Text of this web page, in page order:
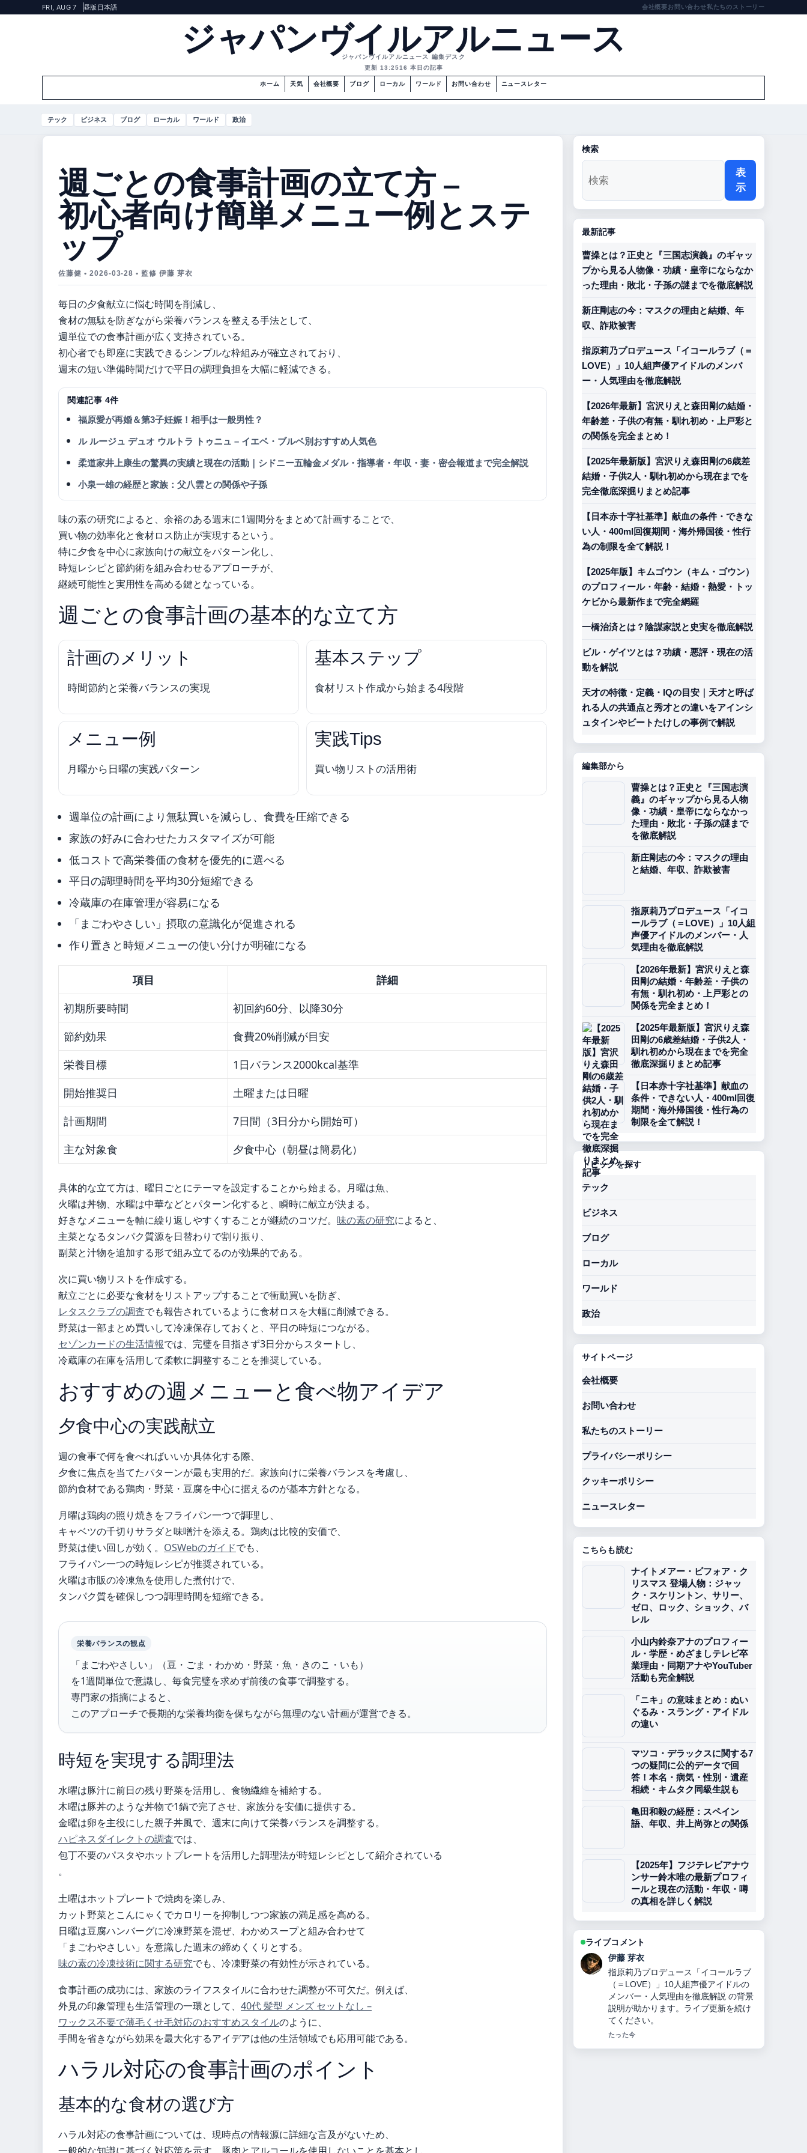
FRI, AUG 7 昼版 日本語 会社概要お問い合わせ私たちのストーリー
ジャパンヴイルアルニュース
ジャパンヴイルアルニュース 編集デスク
更新 13:2516 本日の記事
ホーム 天気 会社概要 ブログ ローカル ワールド お問い合わせ ニュースレター
テック ビジネス ブログ ローカル ワールド 政治
週ごとの食事計画の立て方 –
初心者向け簡単メニュー例とステ
ップ
佐藤健 • 2026-03-28 • 監修 伊藤 芽衣
毎日の夕食献立に悩む時間を削減し、
食材の無駄を防ぎながら栄養バランスを整える手法として、
週単位での食事計画が広く支持されている。
初心者でも即座に実践できるシンプルな枠組みが確立されており、
週末の短い準備時間だけで平日の調理負担を大幅に軽減できる。
関連記事 4件
福原愛が再婚＆第3子妊娠！相手は一般男性？
ル ルージュ デュオ ウルトラ トゥニュ – イエベ・ブルベ別おすすめ人気色
柔道家井上康生の驚異の実績と現在の活動｜シドニー五輪金メダル・指導者・年収・妻・密会報道まで完全解説
小泉一雄の経歴と家族：父八雲との関係や子孫
味の素の研究によると、余裕のある週末に1週間分をまとめて計画することで、
買い物の効率化と食材ロス防止が実現するという。
特に夕食を中心に家族向けの献立をパターン化し、
時短レシピと節約術を組み合わせるアプローチが、
継続可能性と実用性を高める鍵となっている。
週ごとの食事計画の基本的な立て方
計画のメリット
時間節約と栄養バランスの実現
基本ステップ
食材リスト作成から始まる4段階
メニュー例
月曜から日曜の実践パターン
実践Tips
買い物リストの活用術
週単位の計画により無駄買いを減らし、食費を圧縮できる
家族の好みに合わせたカスタマイズが可能
低コストで高栄養価の食材を優先的に選べる
平日の調理時間を平均30分短縮できる
冷蔵庫の在庫管理が容易になる
「まごわやさしい」摂取の意識化が促進される
作り置きと時短メニューの使い分けが明確になる
項目
詳細
初期所要時間
初回約60分、以降30分
節約効果
食費20%削減が目安
栄養目標
1日バランス2000kcal基準
開始推奨日
土曜または日曜
計画期間
7日間（3日分から開始可）
主な対象食
夕食中心（朝昼は簡易化）
具体的な立て方は、曜日ごとにテーマを設定することから始まる。月曜は魚、
火曜は丼物、水曜は中華などとパターン化すると、瞬時に献立が決まる。
好きなメニューを軸に繰り返しやすくすることが継続のコツだ。 味の素の研究によると、
主菜となるタンパク質源を日替わりで割り振り、
副菜と汁物を追加する形で組み立てるのが効果的である。
次に買い物リストを作成する。
献立ごとに必要な食材をリストアップすることで衝動買いを防ぎ、
レタスクラブの調査でも報告されているように食材ロスを大幅に削減できる。
野菜は一部まとめ買いして冷凍保存しておくと、平日の時短につながる。
セゾンカードの生活情報では、完璧を目指さず3日分からスタートし、
冷蔵庫の在庫を活用して柔軟に調整することを推奨している。
おすすめの週メニューと食べ物アイデア
夕食中心の実践献立
週の食事で何を食べればいいか具体化する際、
夕食に焦点を当てたパターンが最も実用的だ。家族向けに栄養バランスを考慮し、
節約食材である鶏肉・野菜・豆腐を中心に据えるのが基本方針となる。
月曜は鶏肉の照り焼きをフライパン一つで調理し、
キャベツの千切りサラダと味噌汁を添える。鶏肉は比較的安価で、
野菜は使い回しが効く。 OSWebのガイドでも、
フライパン一つの時短レシピが推奨されている。
火曜は市販の冷凍魚を使用した煮付けで、
タンパク質を確保しつつ調理時間を短縮できる。
栄養バランスの観点
「まごわやさしい」（豆・ごま・わかめ・野菜・魚・きのこ・いも）
を1週間単位で意識し、毎食完璧を求めず前後の食事で調整する。
専門家の指摘によると、
このアプローチで長期的な栄養均衡を保ちながら無理のない計画が運営できる。
時短を実現する調理法
水曜は豚汁に前日の残り野菜を活用し、食物繊維を補給する。
木曜は豚丼のような丼物で1鍋で完了させ、家族分を安価に提供する。
金曜は卵を主役にした親子丼風で、週末に向けて栄養バランスを調整する。
ハピネスダイレクトの調査では、
包丁不要のパスタやホットプレートを活用した調理法が時短レシピとして紹介されている
。
土曜はホットプレートで焼肉を楽しみ、
カット野菜とこんにゃくでカロリーを抑制しつつ家族の満足感を高める。
日曜は豆腐ハンバーグに冷凍野菜を混ぜ、わかめスープと組み合わせて
「まごわやさしい」を意識した週末の締めくくりとする。
味の素の冷凍技術に関する研究でも、冷凍野菜の有効性が示されている。
食事計画の成功には、家族のライフスタイルに合わせた調整が不可欠だ。例えば、
外見の印象管理も生活管理の一環として、 40代 髪型 メンズ セットなし –
ワックス不要で薄毛くせ毛対応のおすすめスタイルのように、
手間を省きながら効果を最大化するアイデアは他の生活領域でも応用可能である。
ハラル対応の食事計画のポイント
基本的な食材の選び方
ハラル対応の食事計画については、現時点の情報源に詳細な言及がないため、
検索
表
示
最新記事
曹操とは？正史と『三国志演義』のギャッ
プから見る人物像・功績・皇帝にならなか
った理由・敗北・子孫の謎までを徹底解説
新庄剛志の今：マスクの理由と結婚、年
収、詐欺被害
指原莉乃プロデュース「イコールラブ（＝
LOVE）」10人組声優アイドルのメンバ
ー・人気理由を徹底解説
【2026年最新】宮沢りえと森田剛の結婚・
年齢差・子供の有無・馴れ初め・上戸彩と
の関係を完全まとめ！
【2025年最新版】宮沢りえ森田剛の6歳差
結婚・子供2人・馴れ初めから現在までを
完全徹底深掘りまとめ記事
【日本赤十字社基準】献血の条件・できな
い人・400ml回復期間・海外帰国後・性行
為の制限を全て解説！
【2025年版】キムゴウン（キム・ゴウン）
のプロフィール・年齢・結婚・熱愛・トッ
ケビから最新作まで完全網羅
一橋治済とは？陰謀家説と史実を徹底解説
ビル・ゲイツとは？功績・悪評・現在の活
動を解説
天才の特徴・定義・IQの目安｜天才と呼ば
れる人の共通点と秀才との違いをアインシ
ュタインやビートたけしの事例で解説
編集部から
曹操とは？正史と『三国志演
義』のギャップから見る人物
像・功績・皇帝にならなかっ
た理由・敗北・子孫の謎まで
を徹底解説
新庄剛志の今：マスクの理由
と結婚、年収、詐欺被害
指原莉乃プロデュース「イコ
ールラブ（＝LOVE）」10人組
声優アイドルのメンバー・人
気理由を徹底解説
【2026年最新】宮沢りえと森
田剛の結婚・年齢差・子供の
有無・馴れ初め・上戸彩との
関係を完全まとめ！
【2025年最新版】宮沢りえ森
田剛の6歳差結婚・子供2人・
馴れ初めから現在までを完全
徹底深掘りまとめ記事
【日本赤十字社基準】献血の
条件・できない人・400ml回復
期間・海外帰国後・性行為の
制限を全て解説！
トピックを探す
テック
ビジネス
ブログ
ローカル
ワールド
政治
サイトページ
会社概要
お問い合わせ
私たちのストーリー
プライバシーポリシー
クッキーポリシー
ニュースレター
こちらも読む
ナイトメアー・ビフォア・ク
リスマス 登場人物：ジャッ
ク・スケリントン、サリー、
ゼロ、ロック、ショック、バ
レル
小山内鈴奈アナのプロフィー
ル・学歴・めざましテレビ卒
業理由・同期アナやYouTuber
活動も完全解説
「ニキ」の意味まとめ：ぬい
ぐるみ・スラング・アイドル
の違い
マツコ・デラックスに関する7
つの疑問に公的データで回
答！本名・病気・性別・遺産
相続・キムタク同級生説も
亀田和毅の経歴：スペイン
語、年収、井上尚弥との関係
【2025年】フジテレビアナウ
ンサー鈴木唯の最新プロフィ
ールと現在の活動・年収・噂
の真相を詳しく解説
ライブコメント
鈴木 蒼
曹操とは？正史と『三国志演義』のギ
ャップから見る人物像・功績・皇帝に
ならなかった理由・敗北・子孫の謎ま
でを徹底解説 の報道は丁寧で、流れを
追いやすいです。
3 分前